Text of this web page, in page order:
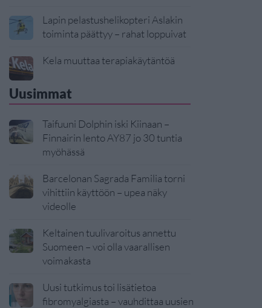
Lapin pelastushelikopteri Aslakin
toiminta päättyy – rahat loppuivat
Kela muuttaa terapiakäytäntöä
Uusimmat
Taifuuni Dolphin iski Kiinaan –
Finnairin lento AY87 jo 30 tuntia
myöhässä
Barcelonan Sagrada Familia torni
vihittiin käyttöön – upea näky
videolle
Keltainen tuulivaroitus annettu
Suomeen – voi olla vaarallisen
voimakasta
Uusi tutkimus toi lisätietoa
fibromyalgiasta – vauhdittaa uusien